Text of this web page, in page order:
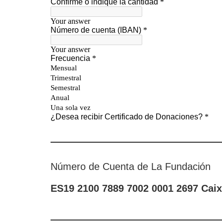
Número de Cuenta de La Fundación
ES19 2100 7889 7002 0001 2697